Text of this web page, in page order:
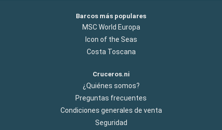
Barcos más populares
MSC World Europa
Icon of the Seas
Costa Toscana
Cruceros.ni
¿Quiénes somos?
Preguntas frecuentes
Condiciones generales de venta
Seguridad